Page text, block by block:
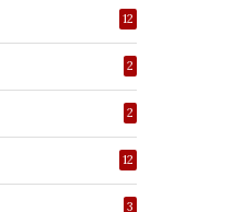
12
2
2
12
3